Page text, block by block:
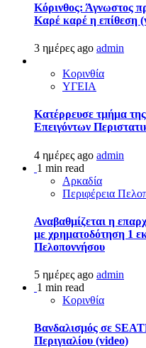
Κόρινθος: Άγνωστος
Καρέ καρέ η επίθεση
3 ημέρες ago admin
Κορινθία
ΥΓΕΙΑ
Kατέρρευσε τμήμα
Επειγόντων
4 ημέρες ago admin
1 min read
Αρκαδία
Περιφέρεια
Αναβαθμίζεται η
με χρηματοδότηση 1
Πελοποννήσου
5 ημέρες ago admin
1 min read
Κορινθία
Βανδαλισμός σε
Περιγιαλίου (video)